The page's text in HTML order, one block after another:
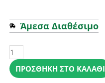
Άμεσα Διαθέσιμο
Samsung
Galaxy
A27
ΠΡΟΣΘΉΚΗ ΣΤΟ ΚΑΛΆΘΙ